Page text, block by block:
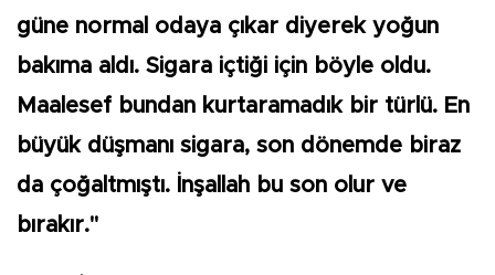
güne normal odaya çıkar diyerek yoğun
bakıma aldı. Sigara içtiği için böyle oldu.
Maalesef bundan kurtaramadık bir türlü. En
büyük düşmanı sigara, son dönemde biraz
da çoğaltmıştı. İnşallah bu son olur ve
bırakır."